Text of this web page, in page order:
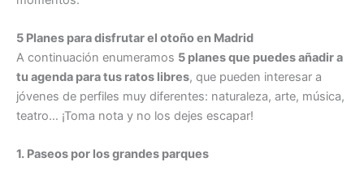
5 Planes para disfrutar el otoño en Madrid
A continuación enumeramos 5 planes que puedes añadir a
tu agenda para tus ratos libres, que pueden interesar a
jóvenes de perfiles muy diferentes: naturaleza, arte, música,
teatro… ¡Toma nota y no los dejes escapar!
1. Paseos por los grandes parques